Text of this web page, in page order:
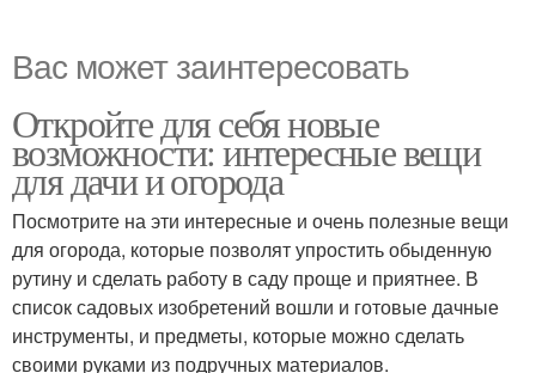
Вас может заинтересовать
Откройте для себя новые
возможности: интересные вещи
для дачи и огорода
Посмотрите на эти интересные и очень полезные вещи
для огорода, которые позволят упростить обыденную
рутину и сделать работу в саду проще и приятнее. В
список садовых изобретений вошли и готовые дачные
инструменты, и предметы, которые можно сделать
своими руками из подручных материалов.